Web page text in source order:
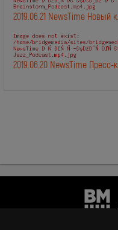
2019.06.21 NewsTime Новый
2019.06.20 NewsTime Пресс-